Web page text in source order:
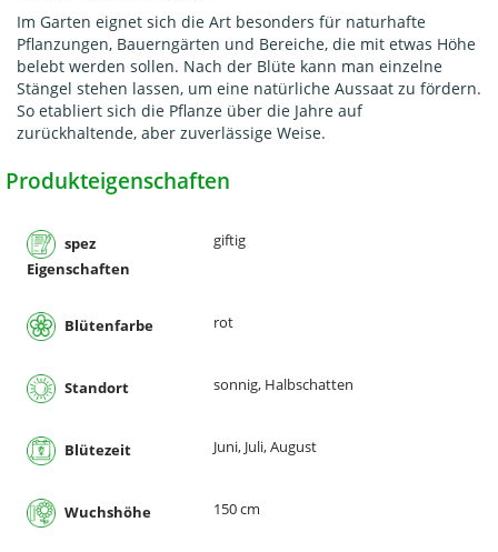
Im Garten eignet sich die Art besonders für naturhafte
Pflanzungen, Bauerngärten und Bereiche, die mit etwas Höhe
belebt werden sollen. Nach der Blüte kann man einzelne
Stängel stehen lassen, um eine natürliche Aussaat zu fördern.
So etabliert sich die Pflanze über die Jahre auf
zurückhaltende, aber zuverlässige Weise.
Produkteigenschaften
spez
Eigenschaften
giftig
Blütenfarbe rot
Standort sonnig, Halbschatten
Blütezeit Juni, Juli, August
Wuchshöhe 150 cm